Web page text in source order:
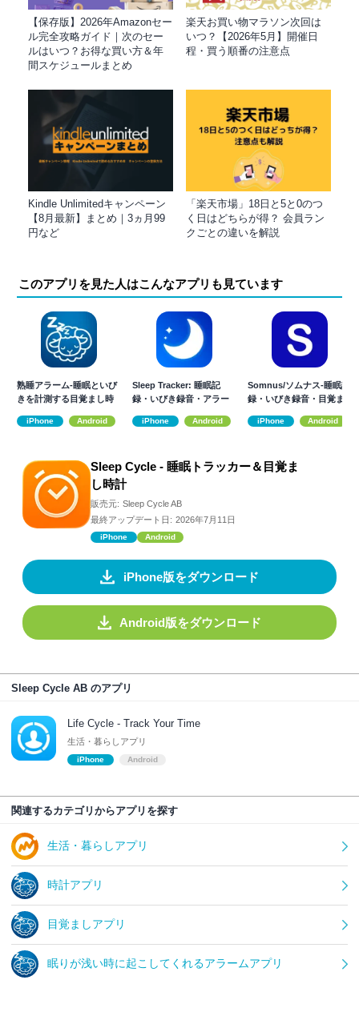
【保存版】2026年Amazonセー
ル完全攻略ガイド｜次のセー
ルはいつ？お得な買い方＆年
間スケジュールまとめ
楽天お買い物マラソン次回は
いつ？【2026年5月】開催日
程・買う順番の注意点
Kindle Unlimitedキャンペーン
【8月最新】まとめ｜3ヵ月99
円など
「楽天市場」18日と5と0のつ
く日はどちらが得？ 会員ラン
クごとの違いを解説
このアプリを見た人はこんなアプリも見ています
熟睡アラーム‐睡眠といび
きを計測する目覚まし時
iPhone Android
Sleep Tracker: 睡眠記
録・いびき録音・アラー
iPhone Android
Somnus/ソムナス-睡眠記
録・いびき録音・目覚ま
iPhone Android
Sleep Cycle - 睡眠トラッカー＆目覚ま
し時計
販売元: Sleep Cycle AB
最終アップデート日: 2026年7月11日
iPhone Android
iPhone版をダウンロード
Android版をダウンロード
Sleep Cycle AB のアプリ
Life Cycle - Track Your Time
生活・暮らしアプリ
iPhone Android
関連するカテゴリからアプリを探す
生活・暮らしアプリ
時計アプリ
目覚ましアプリ
眠りが浅い時に起こしてくれるアラームアプリ